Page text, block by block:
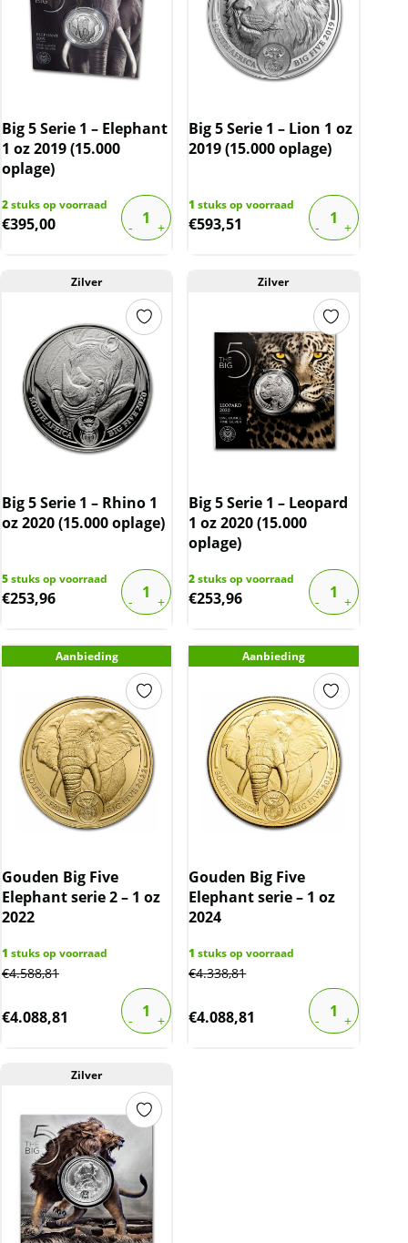
Big 5 Serie 1 – Elephant
1 oz 2019 (15.000
oplage)
2stuks op voorraad
€395,00
Big 5 Serie 1 – Lion 1 oz
2019 (15.000 oplage)
1 stuks op voorraad
€593,51
Zilver
Big 5 Serie 1 – Rhino 1
oz 2020 (15.000 oplage)
5stuks op voorraad
€253,96
Zilver
Big 5 Serie 1 – Leopard
1 oz 2020 (15.000
oplage)
2stuks op voorraad
€253,96
Aanbieding
Gouden Big Five
Elephant serie 2 – 1 oz
2022
1 stuks op voorraad
€4.588,81
€4.088,81
Aanbieding
Gouden Big Five
Elephant serie – 1 oz
2024
1 stuks op voorraad
€4.338,81
€4.088,81
Zilver